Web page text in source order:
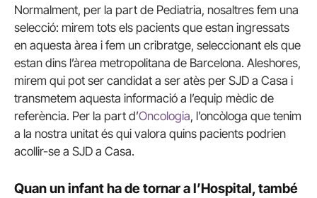
Normalment, per la part de Pediatria, nosaltres fem una
selecció: mirem tots els pacients que estan ingressats
en aquesta àrea i fem un cribratge, seleccionant els que
estan dins l’àrea metropolitana de Barcelona. Aleshores,
mirem qui pot ser candidat a ser atès per SJD a Casa i
transmetem aquesta informació a l’equip mèdic de
referència. Per la part d’Oncologia, l’oncòloga que tenim
a la nostra unitat és qui valora quins pacients podrien
acollir-se a SJD a Casa.
Quan un infant ha de tornar a l’Hospital, també